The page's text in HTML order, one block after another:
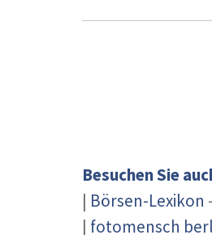
Besuchen Sie
| Börsen-Lexikon
| fotomensch